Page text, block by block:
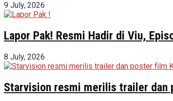
9 July, 2026
Lapor Pak! Resmi Hadir di Viu,
8 July, 2026
Starvision resmi merilis trailer dan